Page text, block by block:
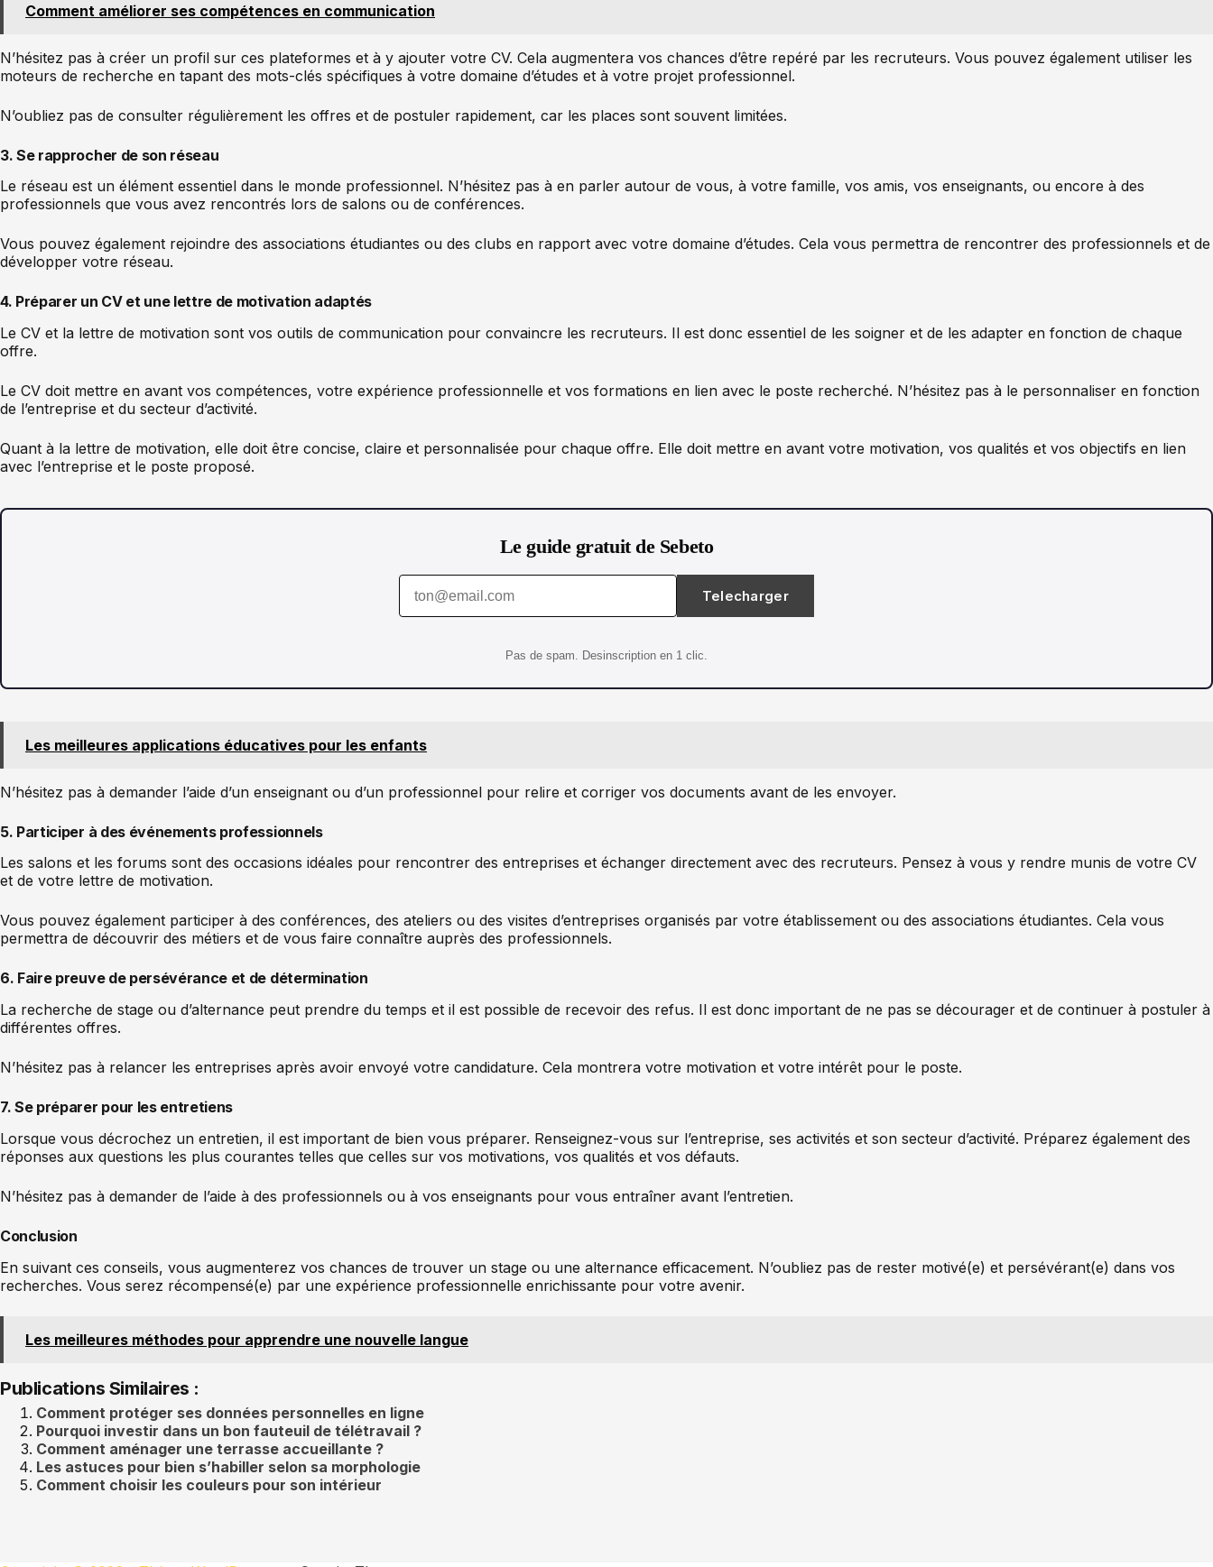
Comment améliorer ses compétences en communication
N’hésitez pas à créer un profil sur ces plateformes et à y ajouter votre CV. Cela augmentera vos chances d’être repéré par les recruteurs. Vous pouvez également utiliser les
moteurs de recherche en tapant des mots-clés spécifiques à votre domaine d’études et à votre projet professionnel.
N’oubliez pas de consulter régulièrement les offres et de postuler rapidement, car les places sont souvent limitées.
3. Se rapprocher de son réseau
Le réseau est un élément essentiel dans le monde professionnel. N’hésitez pas à en parler autour de vous, à votre famille, vos amis, vos enseignants, ou encore à des
professionnels que vous avez rencontrés lors de salons ou de conférences.
Vous pouvez également rejoindre des associations étudiantes ou des clubs en rapport avec votre domaine d’études. Cela vous permettra de rencontrer des professionnels et de
développer votre réseau.
4. Préparer un CV et une lettre de motivation adaptés
Le CV et la lettre de motivation sont vos outils de communication pour convaincre les recruteurs. Il est donc essentiel de les soigner et de les adapter en fonction de chaque
offre.
Le CV doit mettre en avant vos compétences, votre expérience professionnelle et vos formations en lien avec le poste recherché. N’hésitez pas à le personnaliser en fonction
de l’entreprise et du secteur d’activité.
Quant à la lettre de motivation, elle doit être concise, claire et personnalisée pour chaque offre. Elle doit mettre en avant votre motivation, vos qualités et vos objectifs en lien
avec l’entreprise et le poste proposé.
Le guide gratuit de Sebeto
Telecharger
Pas de spam. Desinscription en 1 clic.
Les meilleures applications éducatives pour les enfants
N’hésitez pas à demander l’aide d’un enseignant ou d’un professionnel pour relire et corriger vos documents avant de les envoyer.
5. Participer à des événements professionnels
Les salons et les forums sont des occasions idéales pour rencontrer des entreprises et échanger directement avec des recruteurs. Pensez à vous y rendre munis de votre CV
et de votre lettre de motivation.
Vous pouvez également participer à des conférences, des ateliers ou des visites d’entreprises organisés par votre établissement ou des associations étudiantes. Cela vous
permettra de découvrir des métiers et de vous faire connaître auprès des professionnels.
6. Faire preuve de persévérance et de détermination
La recherche de stage ou d’alternance peut prendre du temps et il est possible de recevoir des refus. Il est donc important de ne pas se décourager et de continuer à postuler à
différentes offres.
N’hésitez pas à relancer les entreprises après avoir envoyé votre candidature. Cela montrera votre motivation et votre intérêt pour le poste.
7. Se préparer pour les entretiens
Lorsque vous décrochez un entretien, il est important de bien vous préparer. Renseignez-vous sur l’entreprise, ses activités et son secteur d’activité. Préparez également des
réponses aux questions les plus courantes telles que celles sur vos motivations, vos qualités et vos défauts.
N’hésitez pas à demander de l’aide à des professionnels ou à vos enseignants pour vous entraîner avant l’entretien.
Conclusion
En suivant ces conseils, vous augmenterez vos chances de trouver un stage ou une alternance efficacement. N’oubliez pas de rester motivé(e) et persévérant(e) dans vos
recherches. Vous serez récompensé(e) par une expérience professionnelle enrichissante pour votre avenir.
Les meilleures méthodes pour apprendre une nouvelle langue
Publications Similaires :
Comment protéger ses données personnelles en ligne
Pourquoi investir dans un bon fauteuil de télétravail ?
Comment aménager une terrasse accueillante ?
Les astuces pour bien s’habiller selon sa morphologie
Comment choisir les couleurs pour son intérieur